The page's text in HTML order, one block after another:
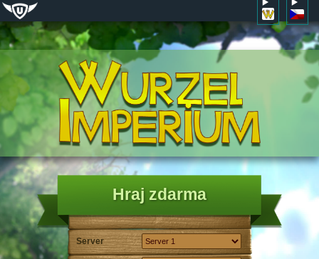
Hraj zdarma
Server